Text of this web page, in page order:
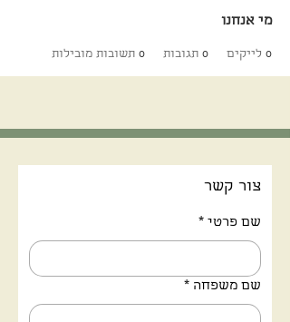
מי אנחנו
0 לייקים 0 תגובות 0 תשובות מובילות
צור קשר
שם פרטי *
שם משפחה *